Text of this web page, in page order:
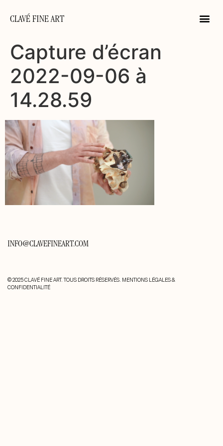
CLAVÉ FINE ART
Capture d’écran
2022-09-06 à
14.28.59
INFO@CLAVEFINEART.COM
© 2025 CLAVÉ FINE ART. TOUS DROITS RÉSERVÉS. MENTIONS LÉGALES &
CONFIDENTIALITÉ